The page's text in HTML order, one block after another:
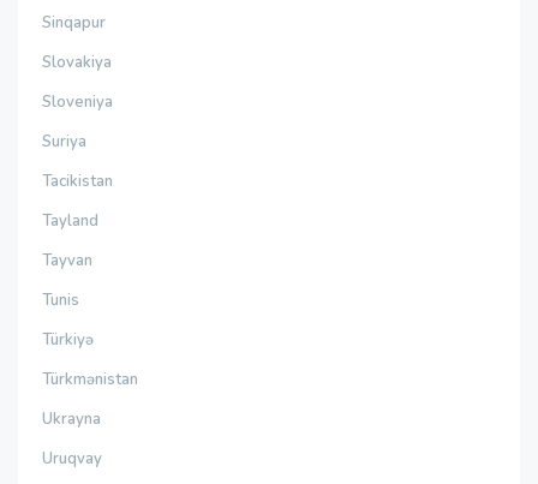
Sinqapur
Slovakiya
Sloveniya
Suriya
Tacikistan
Tayland
Tayvan
Tunis
Türkiyə
Türkmənistan
Ukrayna
Uruqvay